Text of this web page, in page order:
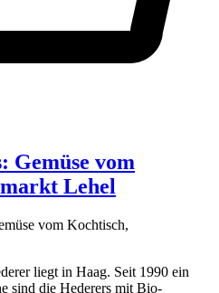
Gemüse vom
Lehel
liegt in Haag. Seit 1990 ein
sind die Hederers mit Bio-